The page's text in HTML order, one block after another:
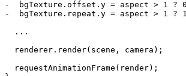
-  bgTexture.offset.y = aspect > 1
-  bgTexture.repeat.y = aspect > 1 ?
  ...
  renderer.render(scene, camera);
  requestAnimationFrame(render);